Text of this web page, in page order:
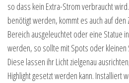
so dass kein Extra-Strom verbraucht
benötigt werden, kommt es auch auf den
Bereich ausgeleuchtet oder eine Statue
werden, so sollte mit Spots oder
Diese lassen ihr Licht zielgenau
Highlight gesetzt werden kann. Installiert